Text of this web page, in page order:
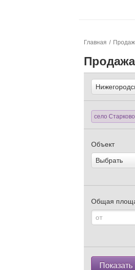
Главная
село
Объект
Общая